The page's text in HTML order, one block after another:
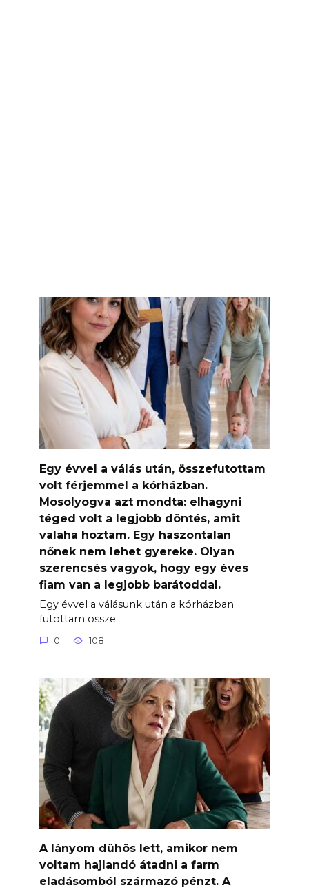
Egy évvel a válás után, összefutottam
volt férjemmel a kórházban.
Mosolyogva azt mondta: elhagyni
téged volt a legjobb döntés, amit
valaha hoztam. Egy haszontalan
nőnek nem lehet gyereke. Olyan
szerencsés vagyok, hogy egy éves
fiam van a legjobb barátoddal.
Egy évvel a válásunk után a kórházban
futottam össze
0 108
A lányom dühös lett, amikor nem
voltam hajlandó átadni a farm
eladásomból származó pénzt. A